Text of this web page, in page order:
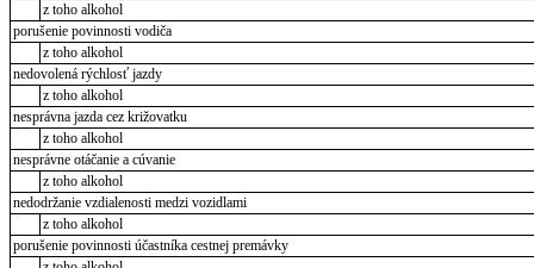
z toho alkohol
porušenie povinnosti vodiča
z toho alkohol
nedovolená rýchlosť jazdy
z toho alkohol
nesprávna jazda cez križovatku
z toho alkohol
nesprávne otáčanie a cúvanie
z toho alkohol
nedodržanie vzdialenosti medzi vozidlami
z toho alkohol
porušenie povinnosti účastníka cestnej premávky